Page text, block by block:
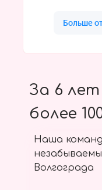
За 6
более
Наша
Волгограда